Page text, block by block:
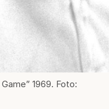
1969. Foto: